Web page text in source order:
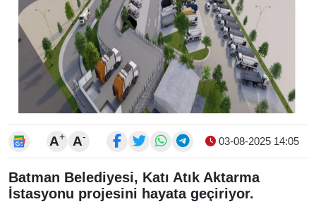
A+ A- 03-08-2025 14:05
Batman Belediyesi, Katı Atık Aktarma
İstasyonu projesini hayata geçiriyor.